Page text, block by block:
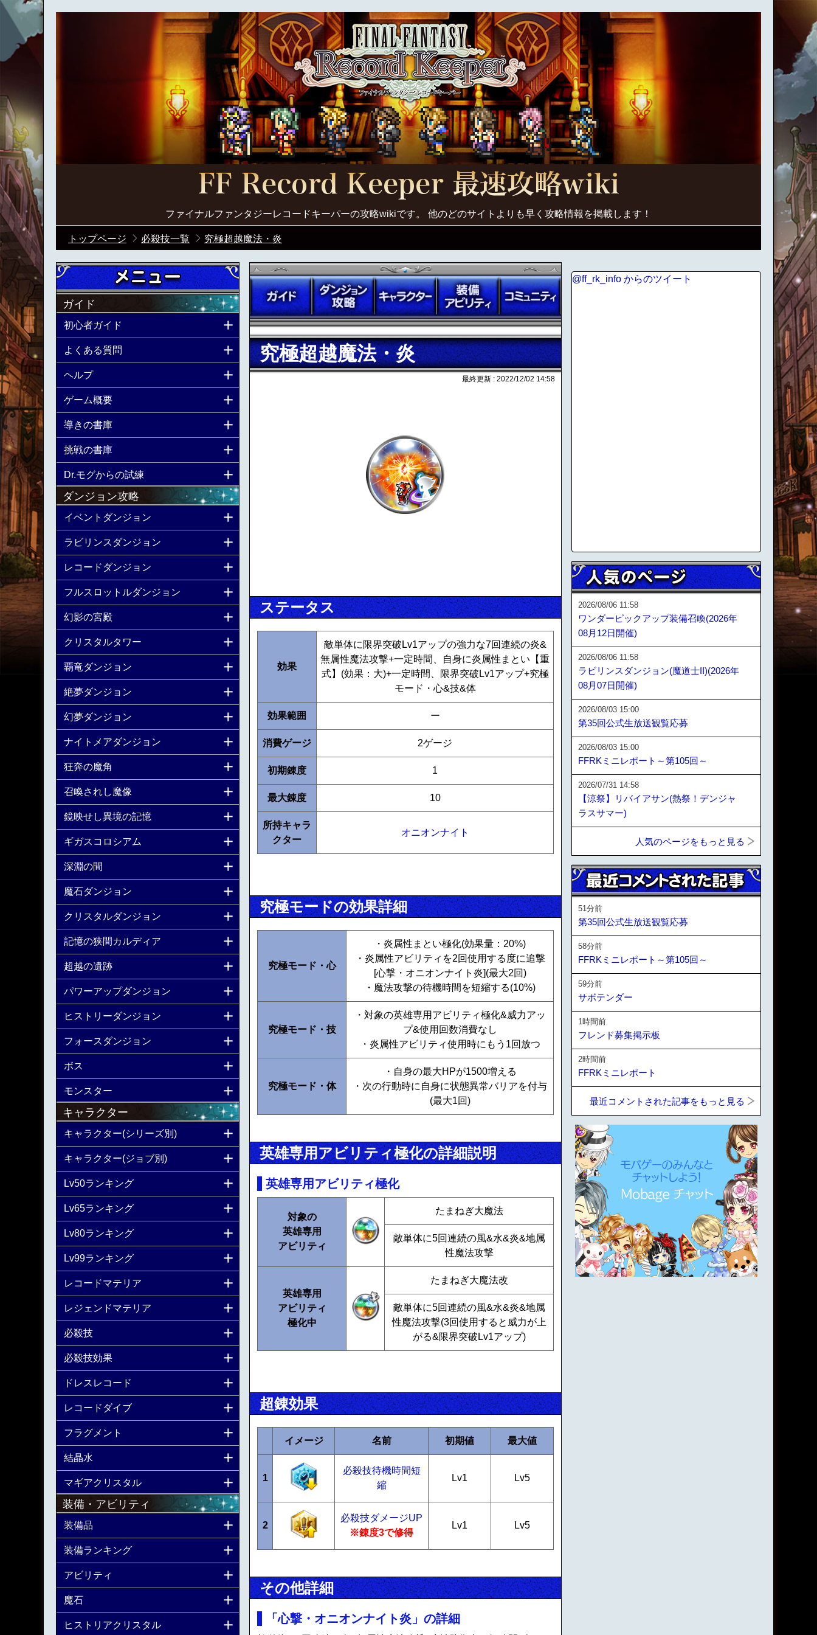
ファイナルファンタジーレコードキーパーの攻略wikiです。 他のどのサイトよりも早く攻略情報を掲載します！
トップページ 必殺技一覧 究極超越魔法・炎
究極超越魔法・炎
最終更新 : 2022/12/02 14:58
ステータス
効果
敵単体に限界突破Lv1アップの強力な7回連続の炎&
無属性魔法攻撃+一定時間、自身に炎属性まとい【重
式】(効果：大)+一定時間、限界突破Lv1アップ+究極
モード・心&技&体
効果範囲 ー
消費ゲージ 2ゲージ
初期錬度 1
最大錬度 10
所持キャラ
クター
オニオンナイト
究極モードの効果詳細
究極モード・心
・炎属性まとい極化(効果量：20%)
・炎属性アビリティを2回使用する度に追撃
[心撃・オニオンナイト炎](最大2回)
・魔法攻撃の待機時間を短縮する(10%)
究極モード・技
・対象の英雄専用アビリティ極化&威力アッ
プ&使用回数消費なし
・炎属性アビリティ使用時にもう1回放つ
究極モード・体
・自身の最大HPが1500増える
・次の行動時に自身に状態異常バリアを付与
(最大1回)
英雄専用アビリティ極化の詳細説明
英雄専用アビリティ極化
対象の
英雄専用
アビリティ
たまねぎ大魔法
敵単体に5回連続の風&水&炎&地属
性魔法攻撃
英雄専用
アビリティ
極化中
たまねぎ大魔法改
敵単体に5回連続の風&水&炎&地属
性魔法攻撃(3回使用すると威力が上
がる&限界突破Lv1アップ)
超錬効果
イメージ 名前 初期値 最大値
1
必殺技待機時間短
縮
Lv1 Lv5
2
必殺技ダメージUP
※錬度3で修得
Lv1 Lv5
その他詳細
「心撃・オニオンナイト炎」の詳細
ガイド
初心者ガイド
よくある質問
ヘルプ
ゲーム概要
導きの書庫
挑戦の書庫
Dr.モグからの試練
ダンジョン攻略
イベントダンジョン
ラビリンスダンジョン
レコードダンジョン
フルスロットルダンジョン
幻影の宮殿
クリスタルタワー
覇竜ダンジョン
絶夢ダンジョン
幻夢ダンジョン
ナイトメアダンジョン
狂奔の魔角
召喚されし魔像
鏡映せし異境の記憶
ギガスコロシアム
深淵の間
魔石ダンジョン
クリスタルダンジョン
記憶の狭間カルディア
超越の遺跡
パワーアップダンジョン
ヒストリーダンジョン
フォースダンジョン
ボス
モンスター
キャラクター
キャラクター(シリーズ別)
キャラクター(ジョブ別)
Lv50ランキング
Lv65ランキング
Lv80ランキング
Lv99ランキング
レコードマテリア
レジェンドマテリア
必殺技
必殺技効果
ドレスレコード
レコードダイブ
フラグメント
結晶水
マギアクリスタル
装備・アビリティ
装備品
装備ランキング
アビリティ
魔石
ヒストリアクリスタル
@ff_rk_info からのツイート
2026/08/06 11:58
ワンダーピックアップ装備召喚(2026年
08月12日開催)
2026/08/06 11:58
ラビリンスダンジョン(魔道士II)(2026年
08月07日開催)
2026/08/03 15:00
第35回公式生放送観覧応募
2026/08/03 15:00
FFRKミニレポート～第105回～
2026/07/31 14:58
【涼祭】リバイアサン(熱祭！デンジャ
ラスサマー)
人気のページをもっと見る
51分前
第35回公式生放送観覧応募
58分前
FFRKミニレポート～第105回～
59分前
サボテンダー
1時間前
フレンド募集掲示板
2時間前
FFRKミニレポート
最近コメントされた記事をもっと見る